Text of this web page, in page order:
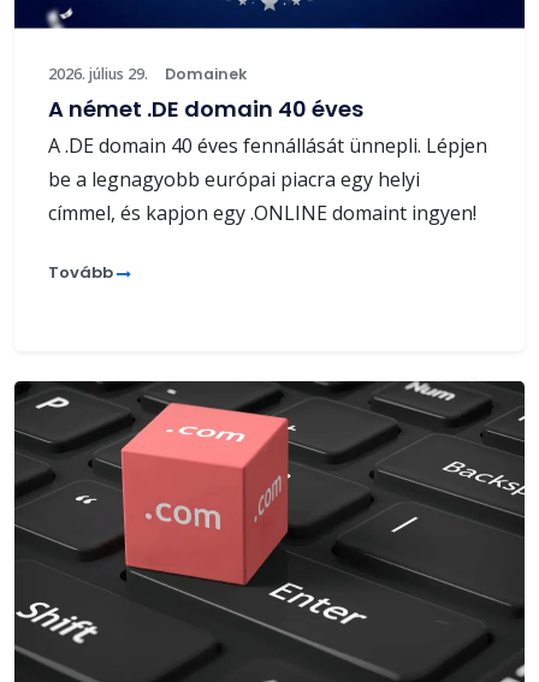
2026. július 29. Domainek
A német .DE domain 40 éves
A .DE domain 40 éves fennállását ünnepli. Lépjen
be a legnagyobb európai piacra egy helyi
címmel, és kapjon egy .ONLINE domaint ingyen!
Tovább